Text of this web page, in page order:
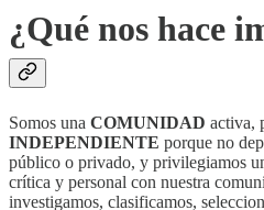
¿Qué nos hace
Somos una COMUNIDAD activa,
INDEPENDIENTE porque no
público o privado, y privilegiamos
crítica y personal con nuestra
investigamos, clasificamos,